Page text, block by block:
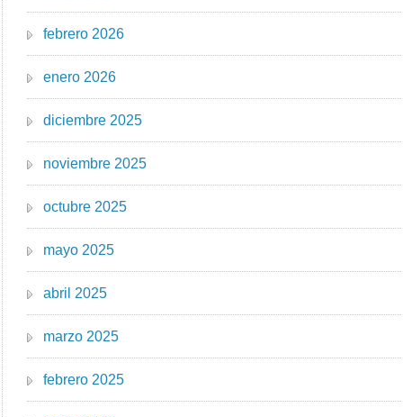
febrero 2026
enero 2026
diciembre 2025
noviembre 2025
octubre 2025
mayo 2025
abril 2025
marzo 2025
febrero 2025